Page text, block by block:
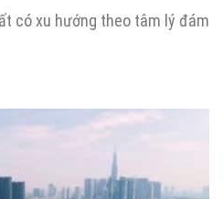
có xu hướng theo tâm lý đám